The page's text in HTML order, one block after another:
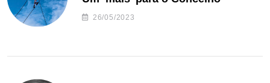
26/05/2023